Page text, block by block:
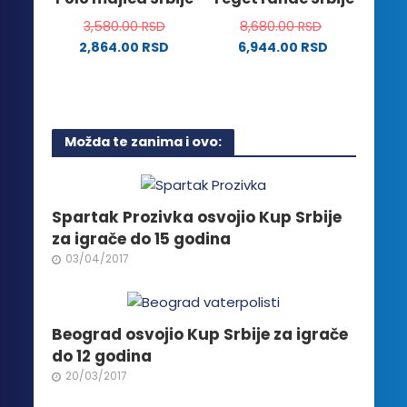
stranici
proizvoda.
3,580.00RSD
2,864.00 RSD
više
varijanti.
Opcije
mogu
biti
izabrane
na
proizvoda.
8,680.00RSD
6,944.00 RSD
Možda te zanima i ovo:
Spartak Prozivka osvojio Kup Srbije
za igrače do 15 godina
03/04/2017
Beograd osvojio Kup Srbije za igrače
do 12 godina
20/03/2017